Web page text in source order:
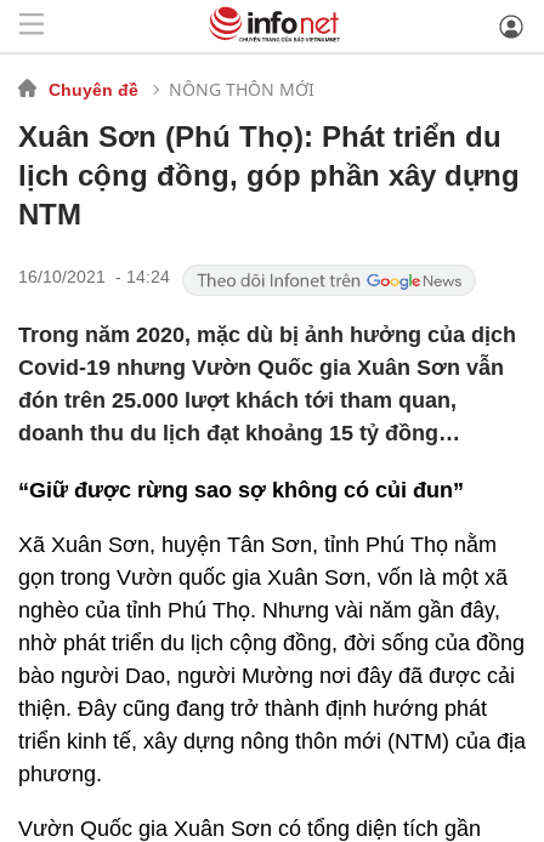
Chuyên đề NÔNG THÔN MỚI
Xuân Sơn (Phú Thọ): Phát triển du
lịch cộng đồng, góp phần xây dựng
NTM
16/10/2021 - 14:24
Trong năm 2020, mặc dù bị ảnh hưởng của dịch
Covid-19 nhưng Vườn Quốc gia Xuân Sơn vẫn
đón trên 25.000 lượt khách tới tham quan,
doanh thu du lịch đạt khoảng 15 tỷ đồng…
“Giữ được rừng sao sợ không có củi đun”
Xã Xuân Sơn, huyện Tân Sơn, tỉnh Phú Thọ nằm
gọn trong Vườn quốc gia Xuân Sơn, vốn là một xã
nghèo của tỉnh Phú Thọ. Nhưng vài năm gần đây,
nhờ phát triển du lịch cộng đồng, đời sống của đồng
bào người Dao, người Mường nơi đây đã được cải
thiện. Đây cũng đang trở thành định hướng phát
triển kinh tế, xây dựng nông thôn mới (NTM) của địa
phương.
Vườn Quốc gia Xuân Sơn có tổng diện tích gần